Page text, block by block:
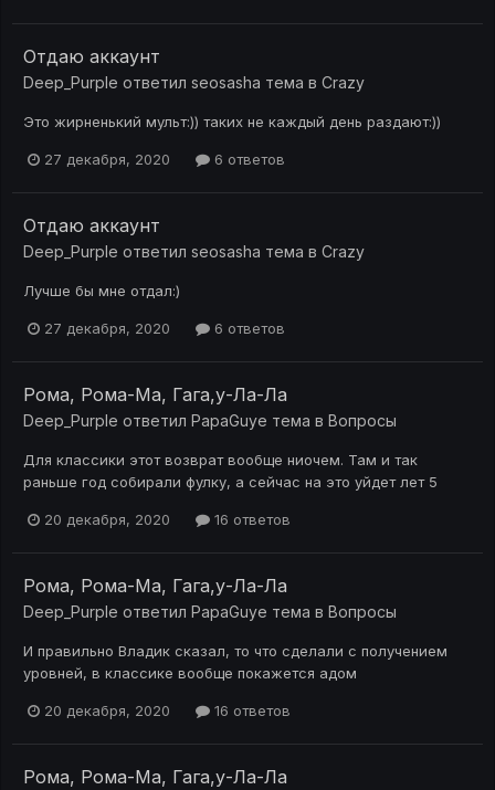
Отдаю аккаунт
Deep_Purple ответил seosasha тема в Crazy
Это жирненький мульт:)) таких не каждый день раздают:))
27 декабря, 2020 6 ответов
Отдаю аккаунт
Deep_Purple ответил seosasha тема в Crazy
Лучше бы мне отдал:)
27 декабря, 2020 6 ответов
Рома, Рома-Ма, Гага,у-Ла-Ла
Deep_Purple ответил PapaGuye тема в Вопросы
Для классики этот возврат вообще ниочем. Там и так
раньше год собирали фулку, а сейчас на это уйдет лет 5
20 декабря, 2020 16 ответов
Рома, Рома-Ма, Гага,у-Ла-Ла
Deep_Purple ответил PapaGuye тема в Вопросы
И правильно Владик сказал, то что сделали с получением
уровней, в классике вообще покажется адом
20 декабря, 2020 16 ответов
Рома, Рома-Ма, Гага,у-Ла-Ла